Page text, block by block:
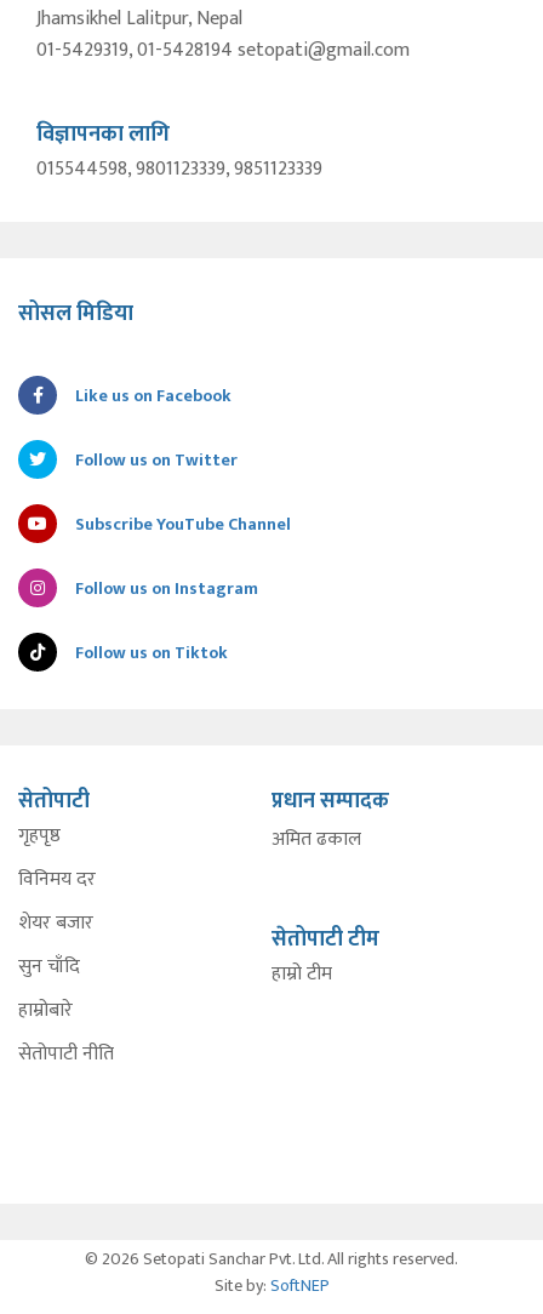
Jhamsikhel Lalitpur, Nepal
01-5429319, 01-5428194 setopati@gmail.com
विज्ञापनका लागि
015544598, 9801123339, 9851123339
सोसल मिडिया
Like us on Facebook
Follow us on Twitter
Subscribe YouTube Channel
Follow us on Instagram
Follow us on Tiktok
सेतोपाटी
गृहपृष्ठ
विनिमय दर
शेयर बजार
सुन चाँदि
हाम्रोबारे
सेतोपाटी नीति
प्रधान सम्पादक
अमित ढकाल
सेतोपाटी टीम
हाम्रो टीम
© 2026 Setopati Sanchar Pvt. Ltd. All rights reserved.
Site by:SoftNEP